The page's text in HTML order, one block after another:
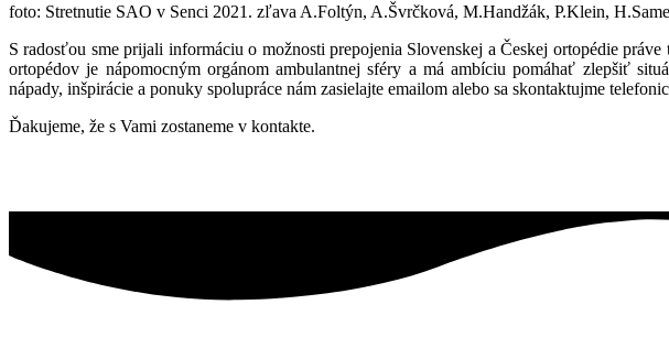
foto: Stretnutie SAO v Senci 2021. zľava A.Foltýn, A.Švrčková, M.Handžák, P.Klein,
S radosťou sme prijali informáciu o možnosti prepojenia Slovenskej a Českej ortopédie
ortopédov je nápomocným orgánom ambulantnej sféry a má ambíciu pomáhať zlepšiť
nápady, inšpirácie a ponuky spolupráce nám zasielajte emailom alebo sa skontaktujme
Ďakujeme, že s Vami zostaneme v kontakte.